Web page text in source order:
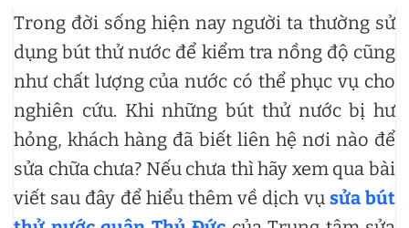
Trong đời sống hiện nay người ta thường sử
dụng bút thử nước để kiểm tra nồng độ cũng
như chất lượng của nước có thể phục vụ cho
nghiên cứu. Khi những bút thử nước bị hư
hỏng, khách hàng đã biết liên hệ nơi nào để
sửa chữa chưa? Nếu chưa thì hãy xem qua bài
viết sau đây để hiểu thêm về dịch vụ sửa bút